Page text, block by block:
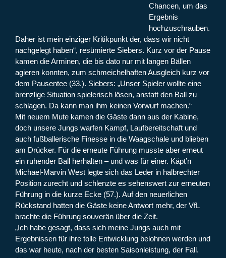
Chancen, um das
Ergebnis
hochzuschrauben.
Daher ist mein einziger Kritikpunkt der, dass wir nicht
nachgelegt haben“, resümierte Siebers. Kurz vor der Pause
kamen die Arminen, die bis dato nur mit langen Bällen
agieren konnten, zum schmeichelhaften Ausgleich kurz vor
dem Pausentee (33.). Siebers: „Unser Spieler wollte eine
brenzlige Situation spielerisch lösen, anstatt den Ball zu
schlagen. Da kann man ihm keinen Vorwurf machen.“
Mit neuem Mute kamen die Gäste dann aus der Kabine,
doch unsere Jungs warfen Kampf, Laufbereitschaft und
auch fußballerische Finesse in die Waagschale und blieben
am Drücker. Für die erneute Führung musste aber erneut
ein ruhender Ball herhalten – und was für einer. Käpt’n
Michael-Marvin West legte sich das Leder in halbrechter
Position zurecht und schlenzte es sehenswert zur erneuten
Führung in die kurze Ecke (57.). Auf den neuerlichen
Rückstand hatten die Gäste keine Antwort mehr, der VfL
brachte die Führung souverän über die Zeit.
„Ich habe gesagt, dass sich meine Jungs auch mit
Ergebnissen für ihre tolle Entwicklung belohnen werden und
das war heute, nach der besten Saisonleistung, der Fall.